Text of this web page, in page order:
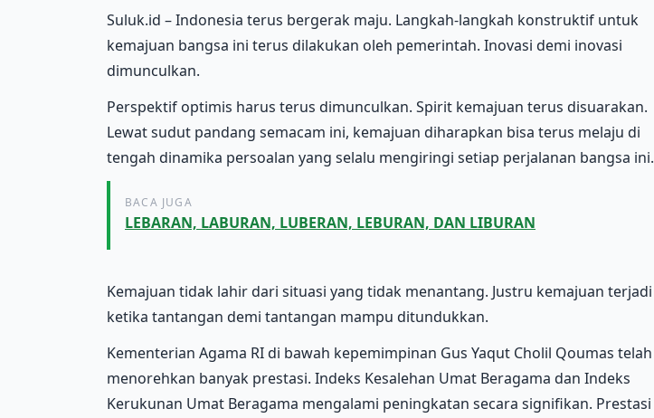
Suluk.id – Indonesia terus bergerak maju. Langkah-langkah konstruktif untuk
kemajuan bangsa ini terus dilakukan oleh pemerintah. Inovasi demi inovasi
dimunculkan.
Perspektif optimis harus terus dimunculkan. Spirit kemajuan terus disuarakan.
Lewat sudut pandang semacam ini, kemajuan diharapkan bisa terus melaju di
tengah dinamika persoalan yang selalu mengiringi setiap perjalanan bangsa ini.
BACA JUGA
LEBARAN, LABURAN, LUBERAN, LEBURAN, DAN LIBURAN
Kemajuan tidak lahir dari situasi yang tidak menantang. Justru kemajuan terjadi
ketika tantangan demi tantangan mampu ditundukkan.
Kementerian Agama RI di bawah kepemimpinan Gus Yaqut Cholil Qoumas telah
menorehkan banyak prestasi. Indeks Kesalehan Umat Beragama dan Indeks
Kerukunan Umat Beragama mengalami peningkatan secara signifikan. Prestasi